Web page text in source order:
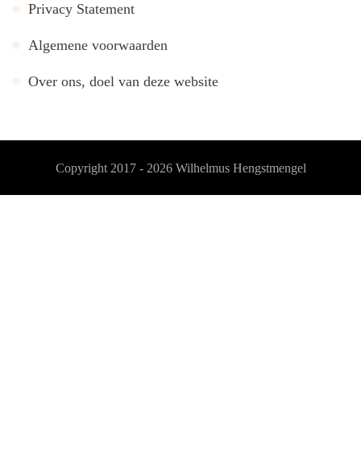
Privacy Statement
Algemene voorwaarden
Over ons, doel van deze website
Copyright 2017 - 2026 Wilhelmus Hengstmengel